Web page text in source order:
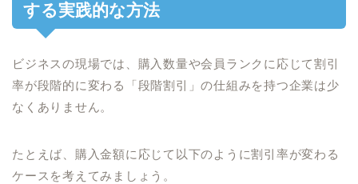
する実践的な方法
ビジネスの現場では、購入数量や会員ランクに応じて割引
率が段階的に変わる「段階割引」の仕組みを持つ企業は少
なくありません。
たとえば、購入金額に応じて以下のように割引率が変わる
ケースを考えてみましょう。